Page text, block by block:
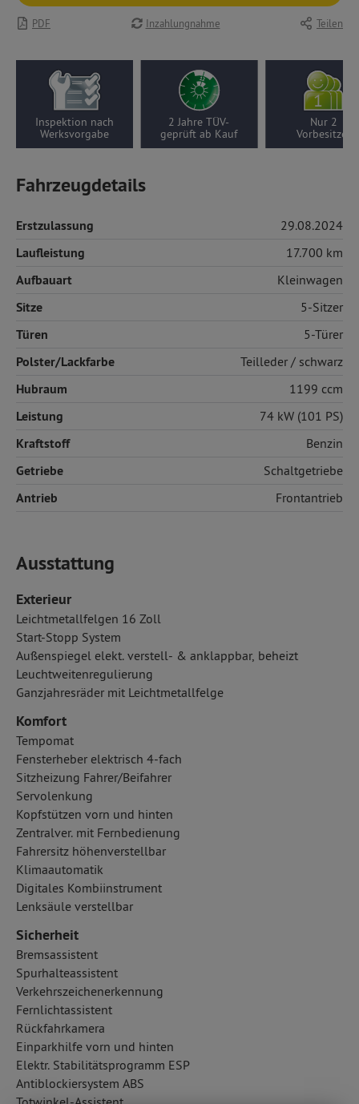
PDF Inzahlungnahme Teilen
Inspektion nach
Werksvorgabe
2 Jahre TÜV-
geprüft ab Kauf
Nur 2
Vorbesitzer
Fahrzeugdetails
Erstzulassung 29.08.2024
Laufleistung 17.700 km
Aufbauart Kleinwagen
Sitze 5-Sitzer
Türen 5-Türer
Polster/Lackfarbe Teilleder / schwarz
Hubraum 1199 ccm
Leistung 74 kW (101 PS)
Kraftstoff Benzin
Getriebe Schaltgetriebe
Antrieb Frontantrieb
Ausstattung
Exterieur
Leichtmetallfelgen 16 Zoll
Start-Stopp System
Außenspiegel elekt. verstell- & anklappbar, beheizt
Leuchtweitenregulierung
Ganzjahresräder mit Leichtmetallfelge
Komfort
Tempomat
Fensterheber elektrisch 4-fach
Sitzheizung Fahrer/Beifahrer
Servolenkung
Kopfstützen vorn und hinten
Zentralver. mit Fernbedienung
Fahrersitz höhenverstellbar
Klimaautomatik
Digitales Kombiinstrument
Lenksäule verstellbar
Sicherheit
Bremsassistent
Spurhalteassistent
Verkehrszeichenerkennung
Fernlichtassistent
Rückfahrkamera
Einparkhilfe vorn und hinten
Elektr. Stabilitätsprogramm ESP
Antiblockiersystem ABS